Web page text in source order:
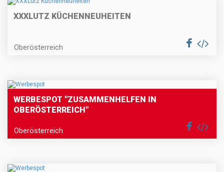
XXXLUTZ KÜCHENNEUHEITEN
Oberösterreich
WERBESPOT "ZUSAMMENHELFEN IN
OBERÖSTERREICH"
Oberösterreich